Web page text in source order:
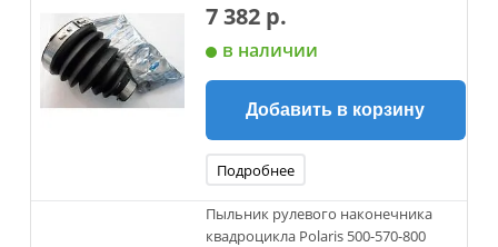
7 382 р.
в наличии
Добавить в корзину
Подробнее
Пыльник рулевого наконечника
квадроцикла Polaris 500-570-800